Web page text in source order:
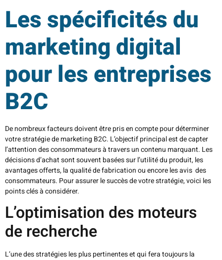
Les spécificités du
marketing digital
pour les entreprises
B2C
De nombreux facteurs doivent être pris en compte pour déterminer
votre stratégie de marketing B2C. L’objectif principal est de capter
l’attention des consommateurs à travers un contenu marquant. Les
décisions d’achat sont souvent basées sur l’utilité du produit, les
avantages offerts, la qualité de fabrication ou encore les avis des
consommateurs. Pour assurer le succès de votre stratégie, voici les
points clés à considérer.
L’optimisation des moteurs
de recherche
L’une des stratégies les plus pertinentes et qui fera toujours la